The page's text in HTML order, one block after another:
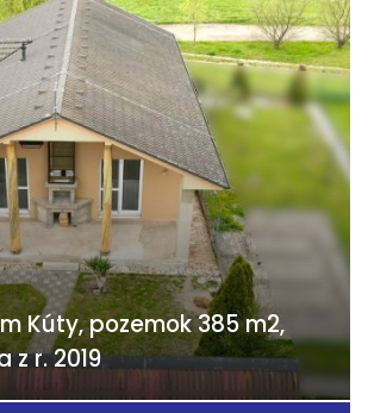
Kúty, pozemok 385 m2,
r. 2019